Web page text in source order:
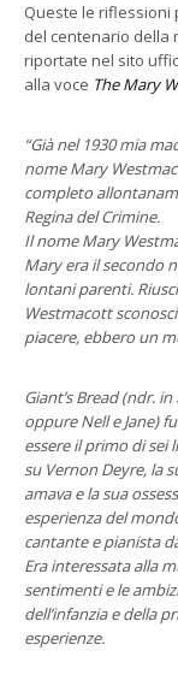
Queste le riflessioni
del centenario della
riportate nel sito
alla voce The Mary
“Già nel 1930 mia
nome Mary
completo
Regina del Crimine.
Il nome Mary
Mary era il secondo
lontani parenti.
Westmacott
piacere, ebbero un
Giant’s Bread (ndr.
oppure Nell e Jane)
essere il primo di
su Vernon Deyre, la
amava e la sua
esperienza del
cantante e pianista
Era interessata alla
sentimenti e le
dell’infanzia e della
esperienze.